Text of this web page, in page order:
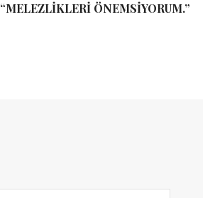
“MELEZLİKLERİ ÖNEMSİYORUM.”